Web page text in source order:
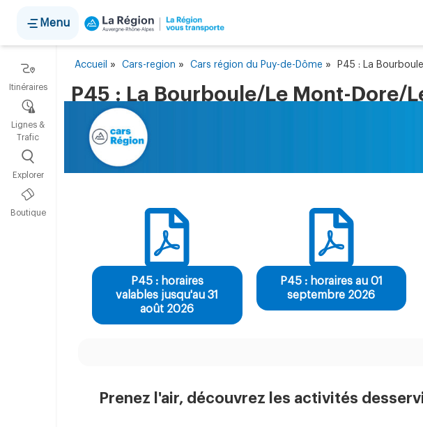
Accueil » Cars-region » Cars région du Puy-de-Dôme » P45 : La
P45 : La Bourboule/Le Mont-Dore/
P45 : horaires
valables jusqu'au 31
août 2026
P45 : horaires au 01
septembre 2026
Prenez l'air, découvrez les activités
Menu
Itinéraires
Lignes &
Trafic
Explorer
Boutique